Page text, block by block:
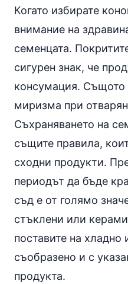
Когато избирате
внимание на
семенцата.
сигурен знак, че
консумация. Същото
миризма при
Съхраняването на
същите правила,
сходни продукти.
периодът да бъде
съд е от голямо
стъклени или
поставите на
съобразено и с
продукта.